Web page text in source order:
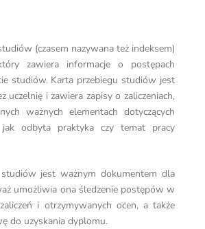
(czasem nazywana też indeksem)
zawiera informacje o postępach
studiów. Karta przebiegu studiów jest
uczelnię i zawiera zapisy o zaliczeniach,
ważnych elementach dotyczących
odbyta praktyka czy temat pracy
jest ważnym dokumentem dla
umożliwia ona śledzenie postępów w
i otrzymywanych ocen, a także
do uzyskania dyplomu.